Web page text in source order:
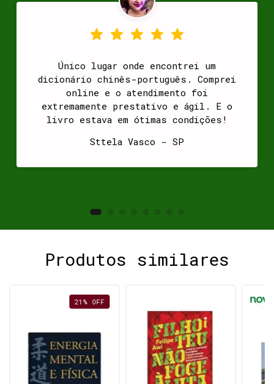
Único lugar onde encontrei um
dicionário chinês-português. Comprei
online e o atendimento foi
extremamente prestativo e ágil. E o
livro estava em ótimas condições!
Sttela Vasco - SP
Produtos similares
21 % OFF